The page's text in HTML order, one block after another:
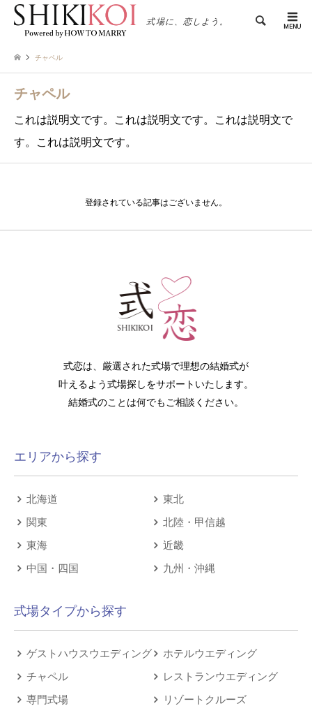
式場に、恋しよう。 検索
チャペル
チャペル
これは説明文です。これは説明文です。これは説明文で
す。これは説明文です。
登録されている記事はございません。
式恋は、厳選された式場で理想の結婚式が
叶えるよう式場探しをサポートいたします。
結婚式のことは何でもご相談ください。
エリアから探す
北海道
東北
関東
北陸・甲信越
東海
近畿
中国・四国
九州・沖縄
式場タイプから探す
ゲストハウスウエディング
ホテルウエディング
チャペル
レストランウエディング
専門式場
リゾートクルーズ